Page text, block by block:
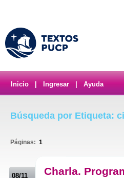
Inicio Ingresar Ayuda
Búsqueda por Etiqueta:
Páginas: 1
08/11
Charla.